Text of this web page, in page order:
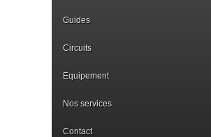
Guides
Circuits
Equipement
Nos services
Contact